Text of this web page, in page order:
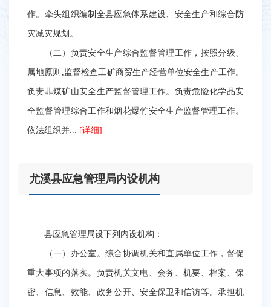
作。牵头组织编制全县应急体系建设、安全生产和综合防
灾减灾规划。
（二）负责安全生产综合监督管理工作，按照分级、
属地原则,监督检查工矿商贸生产经营单位安全生产工作。
负责非煤矿山安全生产监督管理工作。负责危险化学品安
全监督管理综合工作和烟花爆竹安全生产监督管理工作。
依法组织并... [详细]
尤溪县应急管理局内设机构
县应急管理局设下列内设机构：
（一）办公室。综合协调机关和直属单位工作，督促
重大事项的落实。负责机关文电、会务、机要、档案、保
密、信息、效能、政务公开、安全保卫和信访等。承担机